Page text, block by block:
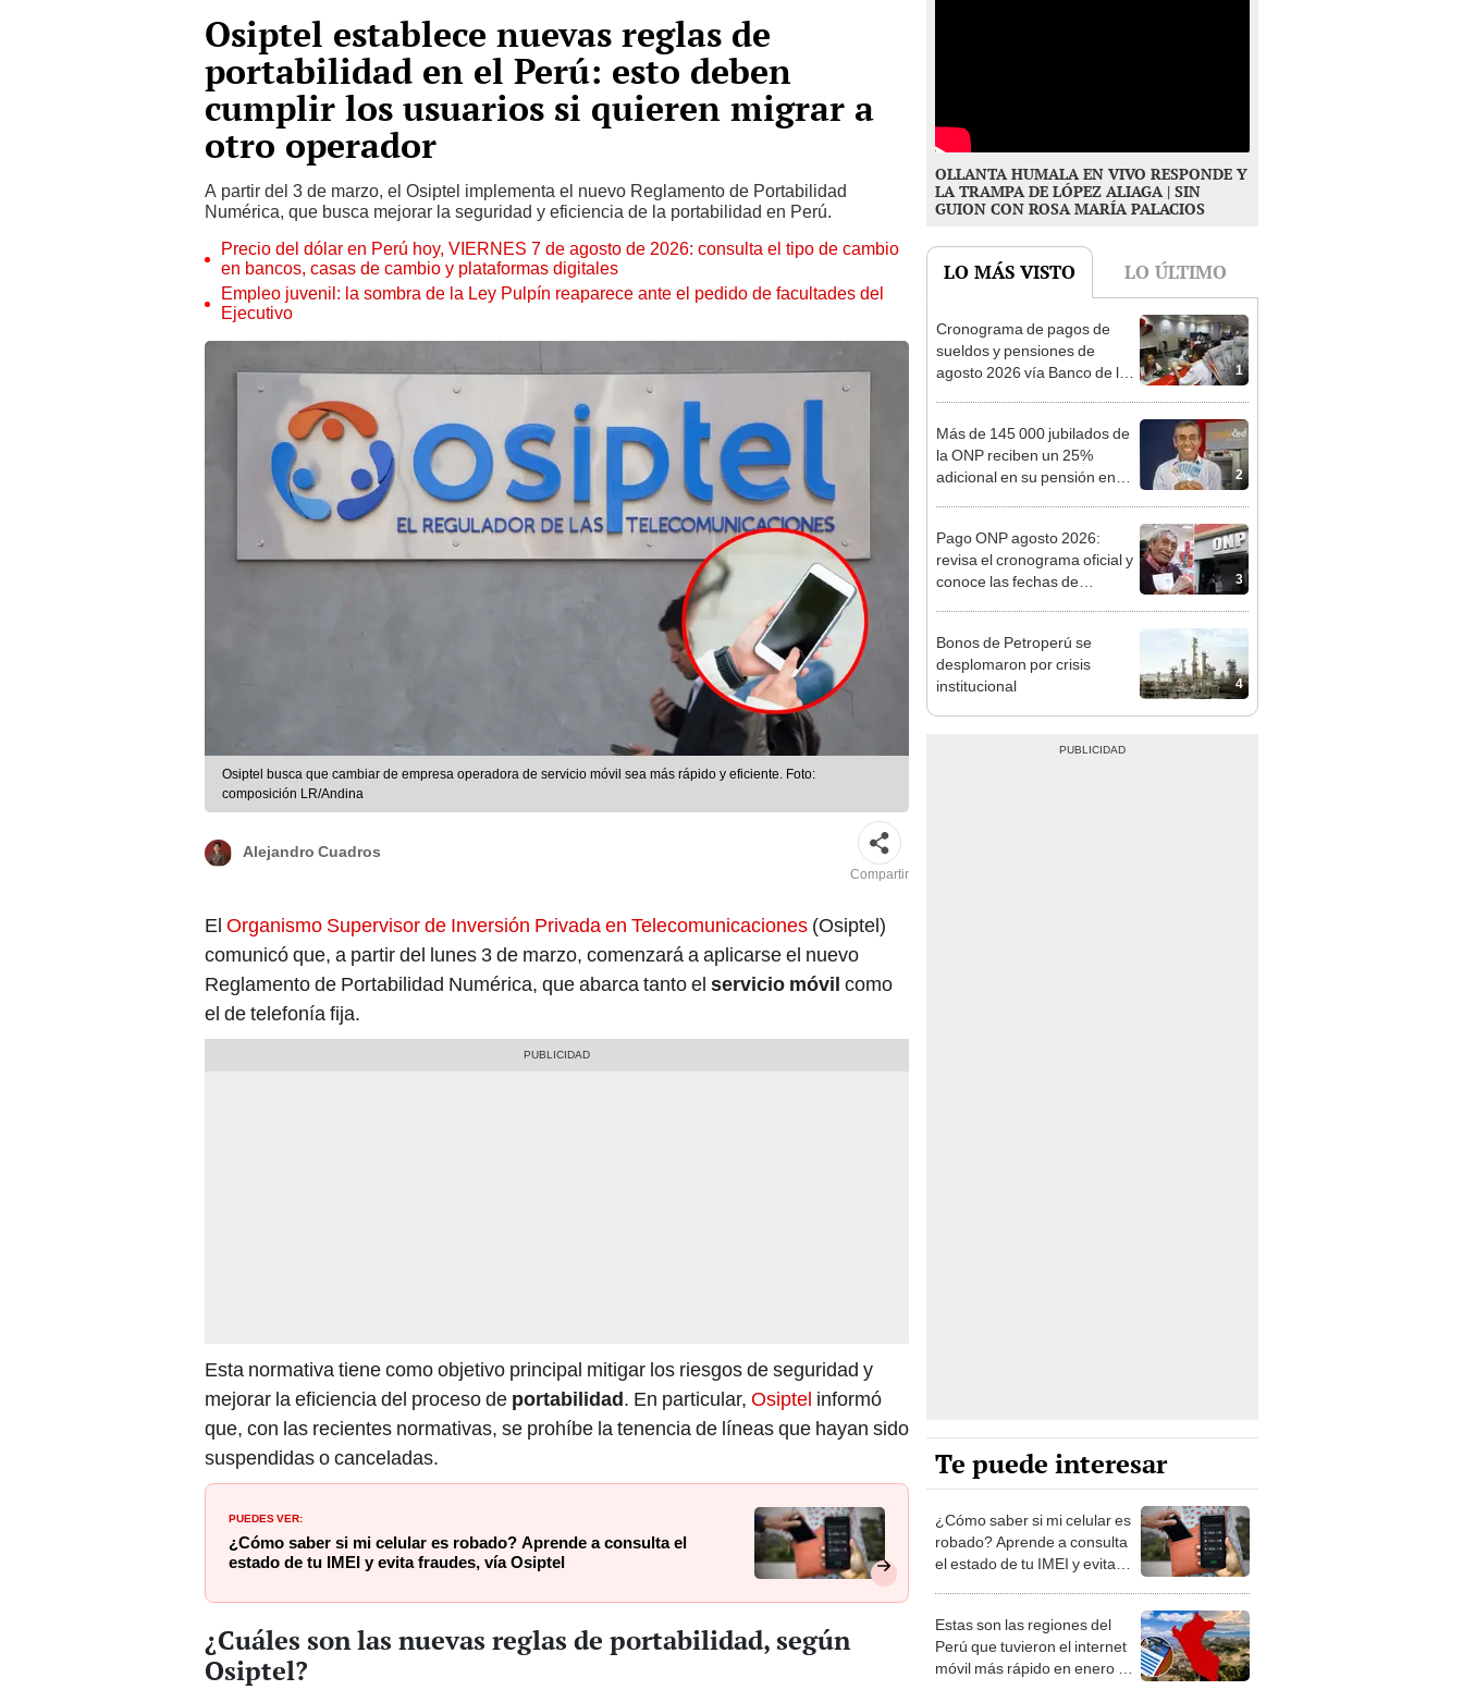
Osiptel establece nuevas reglas de
portabilidad en el Perú: esto deben
cumplir los usuarios si quieren migrar a
otro operador
A partir del 3 de marzo, el Osiptel implementa el nuevo Reglamento de Portabilidad
Numérica, que busca mejorar la seguridad y eficiencia de la portabilidad en Perú.
Precio del dólar en Perú hoy, VIERNES 7 de agosto de 2026: consulta el tipo de cambio
en bancos, casas de cambio y plataformas digitales
Empleo juvenil: la sombra de la Ley Pulpín reaparece ante el pedido de facultades del
Ejecutivo
Osiptel busca que cambiar de empresa operadora de servicio móvil sea más rápido y eficiente. Foto:
composición LR/Andina
Alejandro Cuadros
Compartir
El Organismo Supervisor de Inversión Privada en Telecomunicaciones (Osiptel)
comunicó que, a partir del lunes 3 de marzo, comenzará a aplicarse el nuevo
Reglamento de Portabilidad Numérica, que abarca tanto el servicio móvil como
el de telefonía fija.
Esta normativa tiene como objetivo principal mitigar los riesgos de seguridad y
mejorar la eficiencia del proceso de portabilidad. En particular, Osiptel informó
que, con las recientes normativas, se prohíbe la tenencia de líneas que hayan sido
suspendidas o canceladas.
PUEDES VER:
¿Cómo saber si mi celular es robado? Aprende a consulta el
estado de tu IMEI y evita fraudes, vía Osiptel
¿Cuáles son las nuevas reglas de portabilidad, según
Osiptel?
OLLANTA HUMALA EN VIVO RESPONDE Y
LA TRAMPA DE LÓPEZ ALIAGA | SIN
GUION CON ROSA MARÍA PALACIOS
LO MÁS VISTO LO ÚLTIMO
1
Cronograma de pagos de
sueldos y pensiones de
agosto 2026 vía Banco de la
2
Más de 145 000 jubilados de
la ONP reciben un 25%
adicional en su pensión en
3
Pago ONP agosto 2026:
revisa el cronograma oficial y
conoce las fechas de
4
Bonos de Petroperú se
desplomaron por crisis
institucional
Te puede interesar
¿Cómo saber si mi celular es
robado? Aprende a consulta
el estado de tu IMEI y evita
Estas son las regiones del
Perú que tuvieron el internet
móvil más rápido en enero de